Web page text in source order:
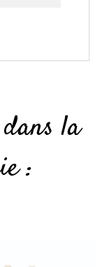
la
: